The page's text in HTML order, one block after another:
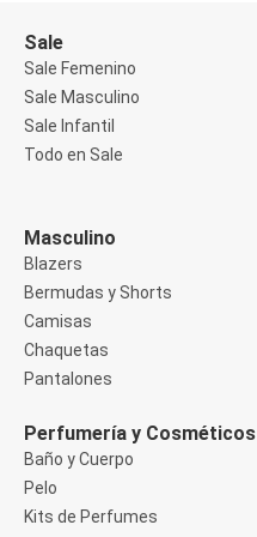
Sueters
Camisas
Manga 3/4
Manga Larga
Sin Manga
Bermudas y Shorts
Blusas y Remeras
Chaquetas y Sacos
Musculosa
Pantalones
Tops
Jeans
Lencería
Portaligas
Corset y Camisetes
Medias
Modeladores y Reductores
Plus Size
Sale
Sale Femenino
Sale Masculino
Sale Infantil
Todo en Sale
Masculino
Blazers
Bermudas y Shorts
Camisas
Chaquetas
Pantalones
Perfumería y Cosméticos
Baño y Cuerpo
Pelo
Kits de Perfumes